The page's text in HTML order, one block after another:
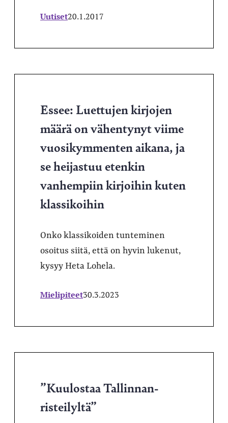
Uutiset20.1.2017
Essee: Luettujen kirjojen
määrä on vähentynyt viime
vuosikymmenten aikana, ja
se heijastuu etenkin
vanhempiin kirjoihin kuten
klassikoihin
Onko klassikoiden tunteminen
osoitus siitä, että on hyvin lukenut,
kysyy Heta Lohela.
Mielipiteet30.3.2023
”Kuulostaa Tallinnan-
risteilyltä”